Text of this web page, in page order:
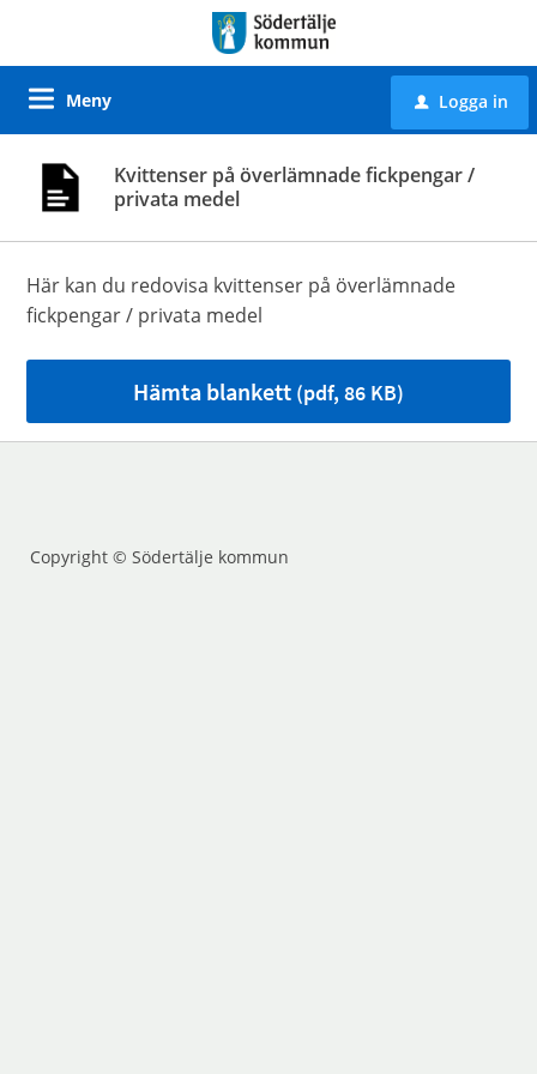
Meny u Logga in
Kvittenser på överlämnade fickpengar /
privata medel
Här kan du redovisa kvittenser på överlämnade
fickpengar / privata medel
Hämta blankett (pdf, 86 KB)
Copyright © Södertälje kommun